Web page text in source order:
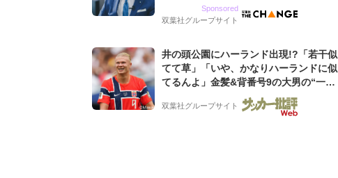
グ会社のアイデンティティ
Sponsored
双葉社グループサイト
井の頭公園にハーランド出現!?「若干似
てて草」「いや、かなりハーランドに似
てるんよ」金髪&背番号9の大男の“一人
バイキング・ロー”映像が話題!「元気を
もらった」
双葉社グループサイト